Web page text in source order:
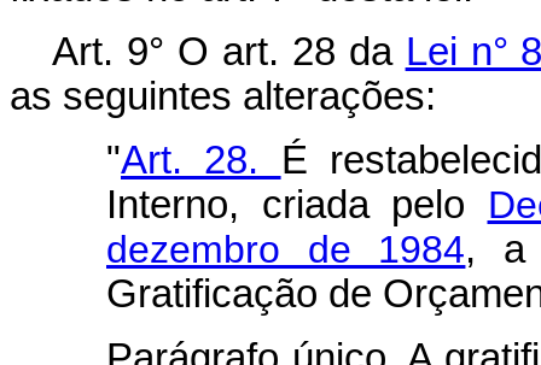
Art. 9° O art. 28 da Lei n°
as seguintes alterações:
"Art. 28. É
Interno, criada pelo
dezembro de 1984, a
Gratificação de